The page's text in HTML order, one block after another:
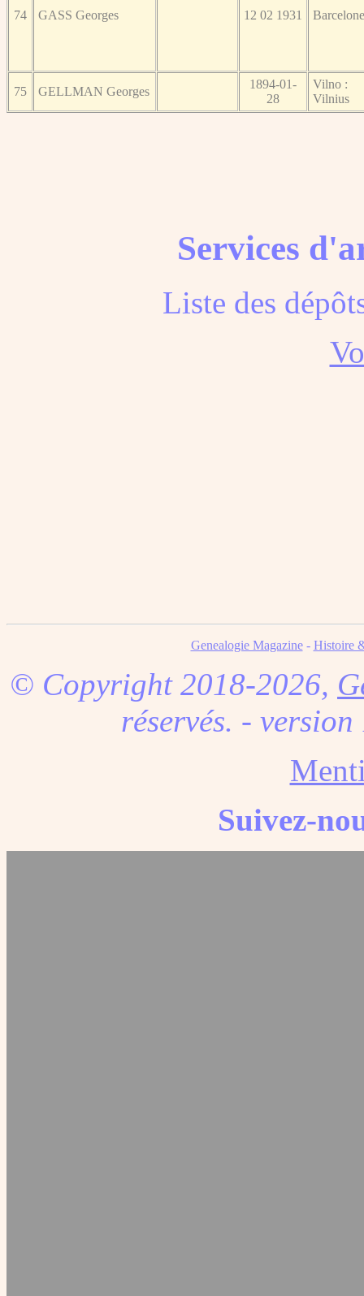
74 GASS Georges 12 02 1931 Barcelone
75 GELLMAN Georges
1894-01-
28
Vilno :
Vilnius
Services
Liste des
Genealogie Magazine- Histoire
© Copyright 2018-2026,
réservés. -
Suivez-